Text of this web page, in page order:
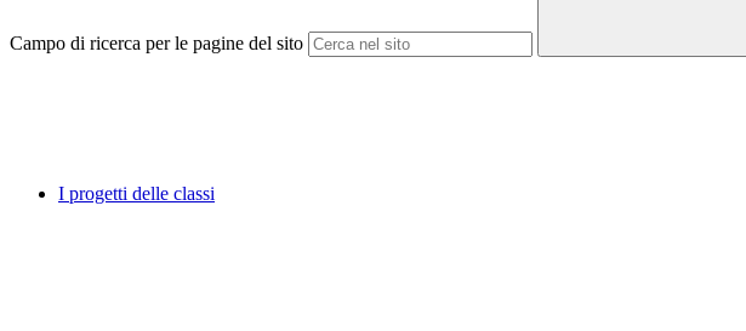
Campo di ricerca per le pagine del sito
I progetti delle classi